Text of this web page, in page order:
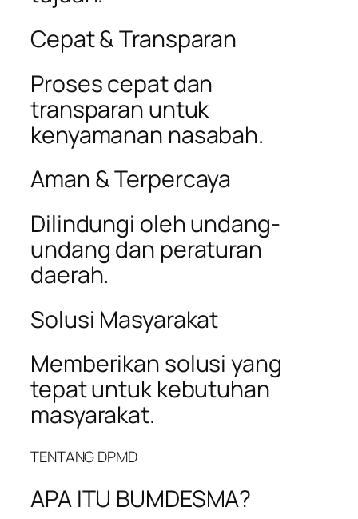
Cepat & Transparan
Proses cepat dan
transparan untuk
kenyamanan nasabah.
Aman & Terpercaya
Dilindungi oleh undang-
undang dan peraturan
daerah.
Solusi Masyarakat
Memberikan solusi yang
tepat untuk kebutuhan
masyarakat.
TENTANG DPMD
APA ITU BUMDESMA?